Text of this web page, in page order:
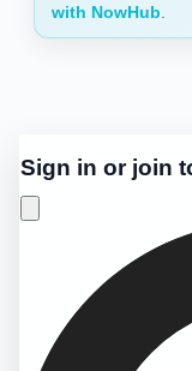
with NowHub
Sign in or join